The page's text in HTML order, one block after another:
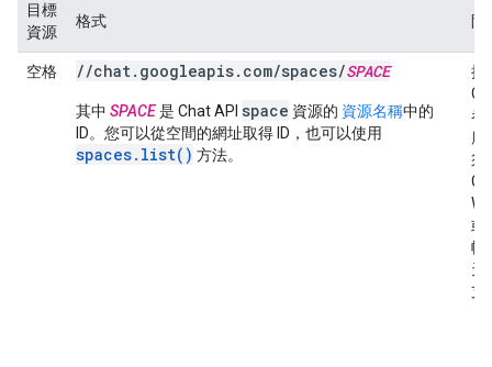
目標
資源
格式 限
空格 //chat.googleapis.com/spaces/SPACE
其中 SPACE是 Chat API space 資源的 資源名稱中的
ID。您可以從空間的網址取得 ID，也可以使用
spaces.list() 方法。
授
者
應
須
或
帳
天
支